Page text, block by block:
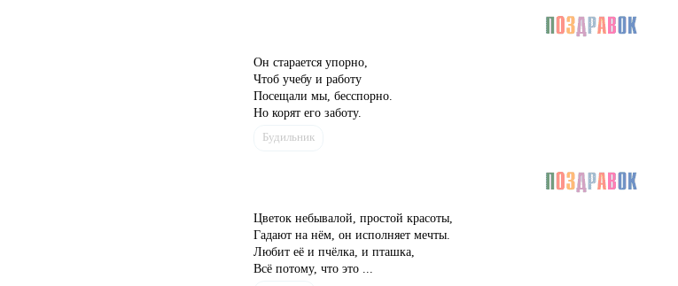
Он старается упорно,
Чтоб учебу и работу
Посещали мы, бесспорно.
Но корят его заботу.
Будильник
Цветок небывалой, простой красоты,
Гадают на нём, он исполняет мечты.
Любит её и пчёлка, и пташка,
Всё потому, что это ...